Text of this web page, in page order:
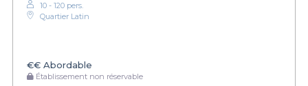
10 - 120 pers.
Quartier Latin
€€ Abordable
Établissement non réservable